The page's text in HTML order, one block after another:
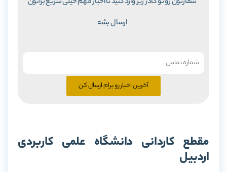
ارسال بشه
آخرین اخبار رو برام ارسال کن
مقطع کاردانی دانشگاه علمی کاربردی
اردبیل